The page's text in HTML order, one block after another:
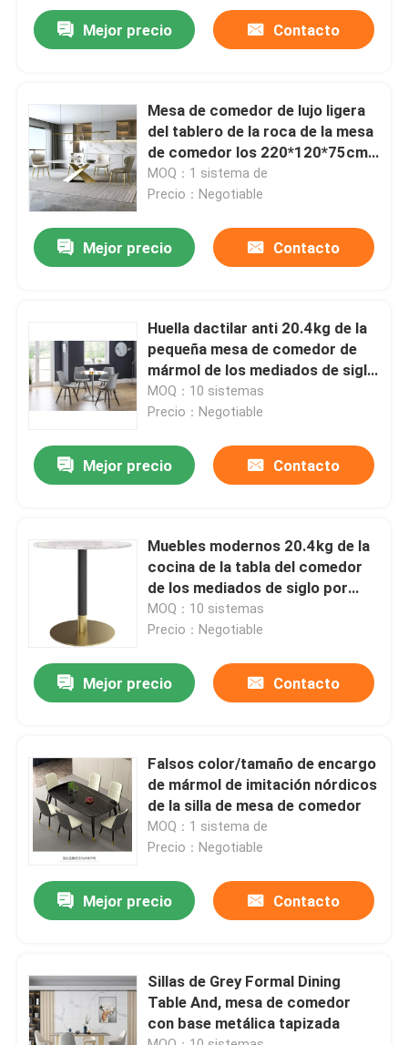
Contactos
Productos
Muebles de la sala de estar
Muebles del comedor
Gabinete de encargo de la TV
Silla del taburete de bar
Mesas de centro de encargo
Mejor precio Contacto
Mesa de comedor de lujo ligera
del tablero de la roca de la mesa
de comedor los 220*120*75cm
de los muebles italianos
MOQ：1 sistema de
Precio：Negotiable
Mejor precio Contacto
Huella dactilar anti 20.4kg de la
pequeña mesa de comedor de
mármol de los mediados de siglo
falsa
MOQ：10 sistemas
Precio：Negotiable
Mejor precio Contacto
Muebles modernos 20.4kg de la
cocina de la tabla del comedor
de los mediados de siglo por
encargo
MOQ：10 sistemas
Precio：Negotiable
Mejor precio Contacto
Falsos color/tamaño de encargo
de mármol de imitación nórdicos
de la silla de mesa de comedor
MOQ：1 sistema de
Precio：Negotiable
Mejor precio Contacto
Sillas de Grey Formal Dining
Table And, mesa de comedor
con base metálica tapizada